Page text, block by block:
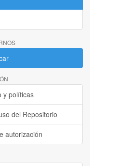
y políticas
del Repositorio
autorización